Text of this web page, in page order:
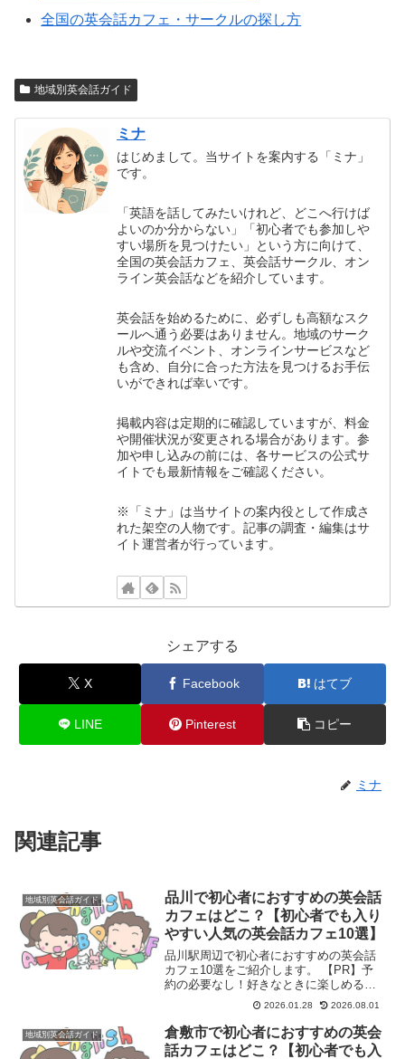
全国の英会話カフェ・サークルの探し方
地域別英会話ガイド
ミナ
はじめまして。当サイトを案内する「ミナ」
です。
「英語を話してみたいけれど、どこへ行けば
よいのか分からない」「初心者でも参加しや
すい場所を見つけたい」という方に向けて、
全国の英会話カフェ、英会話サークル、オン
ライン英会話などを紹介しています。
英会話を始めるために、必ずしも高額なスク
ールへ通う必要はありません。地域のサーク
ルや交流イベント、オンラインサービスなど
も含め、自分に合った方法を見つけるお手伝
いができれば幸いです。
掲載内容は定期的に確認していますが、料金
や開催状況が変更される場合があります。参
加や申し込みの前には、各サービスの公式サ
イトでも最新情報をご確認ください。
※「ミナ」は当サイトの案内役として作成さ
れた架空の人物です。記事の調査・編集はサ
イト運営者が行っています。
シェアする
X Facebook はてブ
LINE Pinterest コピー
ミナ
関連記事
地域別英会話ガイド
品川で初心者におすすめの英会話
カフェはどこ？【初心者でも入り
やすい人気の英会話カフェ10選】
品川駅周辺で初心者におすすめの英会話
カフェ10選をご紹介します。 【PR】予
約の必要なし！好きなときに楽しめる英
会話カフェでネイティブとのスピーキン
グが楽しめる！＼＼話題の英会話カフェ
LanCul／／ 品川駅周辺で初心者におすす
めの英会話カ...
2026.01.28 2026.08.01
地域別英会話ガイド
倉敷市で初心者におすすめの英会
話カフェはどこ？【初心者でも入